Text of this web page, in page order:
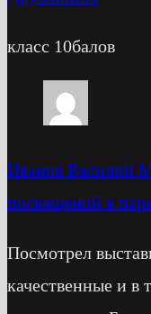
класс 10балов
Иванов Василий
посвящений в
Посмотрел
качественные и в